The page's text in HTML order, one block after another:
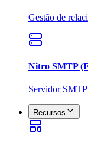
Gestão de
Nitro SMTP
Servidor
Recursos